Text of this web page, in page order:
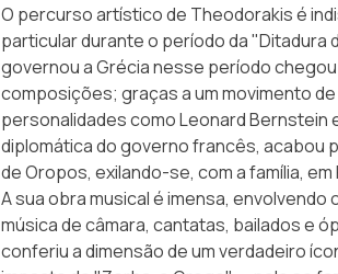
O percurso artístico de Theodorakis é
particular durante o período da "Ditadura
governou a Grécia nesse período
composições; graças a um movimento
personalidades como Leonard Bernstein
diplomática do governo francês, acabou
de Oropos, exilando-se, com a família, em
A sua obra musical é imensa,
música de câmara, cantatas, bailados e
conferiu a dimensão de um verdadeiro